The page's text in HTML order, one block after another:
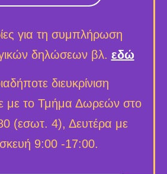
για τη συμπλήρωση
δηλώσεων βλ. εδώ
διευκρίνιση
με το Τμήμα Δωρεών στο
(εσωτ. 4), Δευτέρα με
9:00 -17:00.